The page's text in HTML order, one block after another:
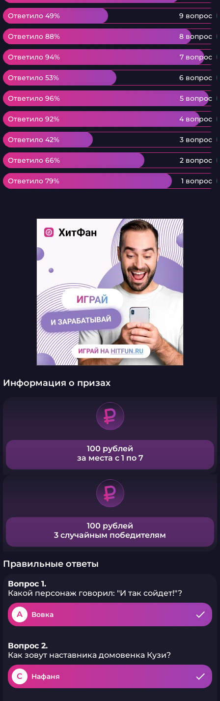
Ответило 49% 9 вопрос
Ответило 49%
Ответило 88% 8 вопрос
Ответило 88%
Ответило 94% 7 вопрос
Ответило 94%
Ответило 53% 6 вопрос
Ответило 53%
Ответило 96% 5 вопрос
Ответило 96%
Ответило 92% 4 вопрос
Ответило 92%
Ответило 42% 3 вопрос
Ответило 42%
Ответило 66% 2 вопрос
Ответило 66%
Ответило 79% 1 вопрос
Ответило 79%
Информация о призах
100 рублей
за места с 1 по 7
100 рублей
3 случайным победителям
Правильные ответы
Вопрос 1.
Какой персонаж говорил: "И так сойдет!"?
A Вовка
Вопрос 2.
Как зовут наставника домовенка Кузи?
C Нафаня